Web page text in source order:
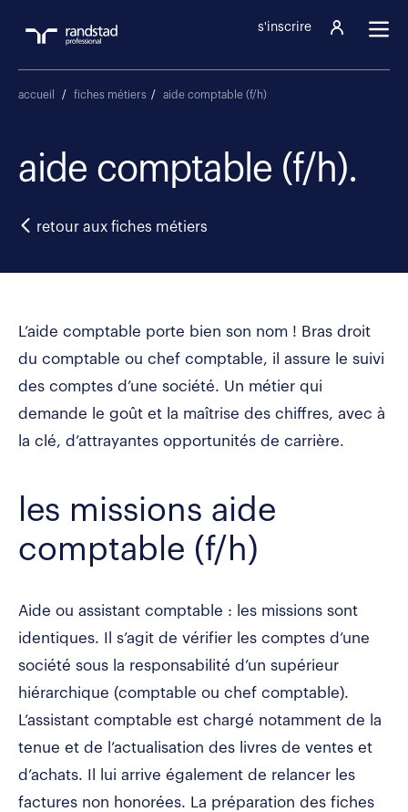
s'inscrire
accueil / fiches métiers / aide comptable (f/h)
aide comptable (f/h).
retour aux fiches métiers
L’aide comptable porte bien son nom ! Bras droit
du comptable ou chef comptable, il assure le suivi
des comptes d’une société. Un métier qui
demande le goût et la maîtrise des chiffres, avec à
la clé, d’attrayantes opportunités de carrière.
les missions aide
comptable (f/h)
Aide ou assistant comptable : les missions sont
identiques. Il s’agit de vérifier les comptes d’une
société sous la responsabilité d’un supérieur
hiérarchique (comptable ou chef comptable).
L’assistant comptable est chargé notamment de la
tenue et de l’actualisation des livres de ventes et
d’achats. Il lui arrive également de relancer les
factures non honorées. La préparation des fiches